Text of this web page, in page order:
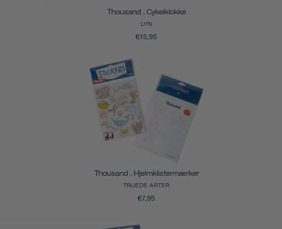
Thousand . Cykelklokke
LYN
€15,95
Thousand . Hjelmklistermærker
TRUEDE ARTER
€7,95